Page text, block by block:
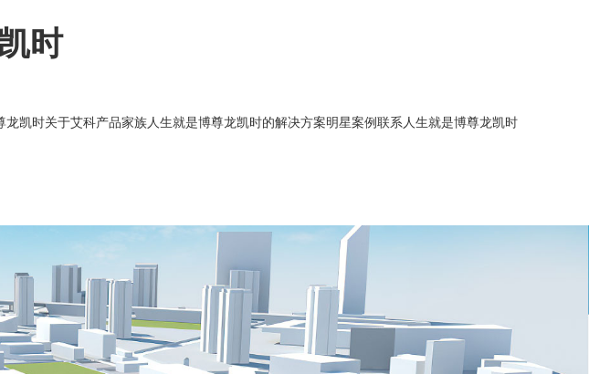
时
龙凯时关于艾科产品家族人生就是博尊龙凯时的解决方案明星案例
智慧供热
联系人生就是博尊龙凯时